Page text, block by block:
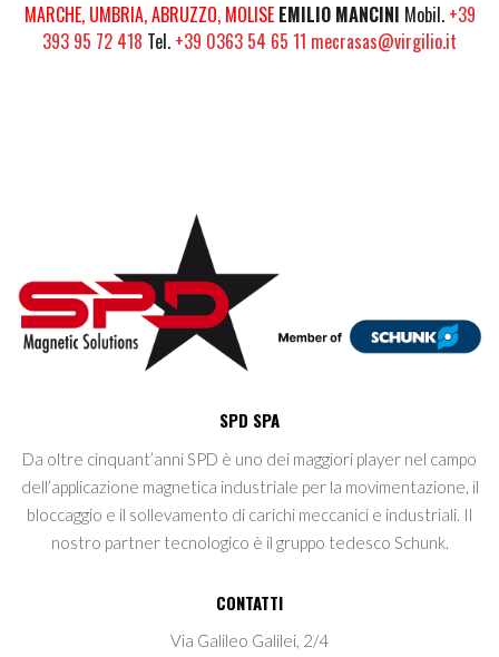
MARCHE, UMBRIA, ABRUZZO, MOLISE EMILIO MANCINI Mobil. +39
393 95 72 418 Tel. +39 0363 54 65 11 mecrasas@virgilio.it
SPD SPA
Da oltre cinquant’anni SPD è uno dei maggiori player nel campo
dell’applicazione magnetica industriale per la movimentazione, il
bloccaggio e il sollevamento di carichi meccanici e industriali. Il
nostro partner tecnologico è il gruppo tedesco Schunk.
CONTATTI
Via Galileo Galilei, 2/4